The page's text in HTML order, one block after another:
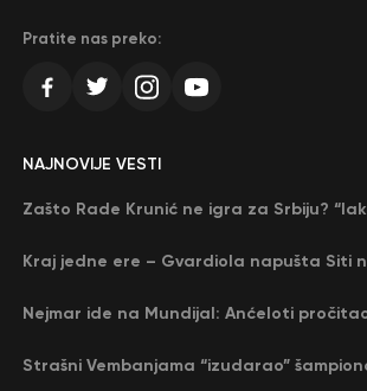
Pratite nas preko:
NAJNOVIJE VESTI